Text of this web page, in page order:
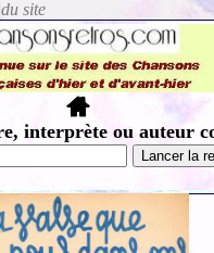
interprète ou auteur